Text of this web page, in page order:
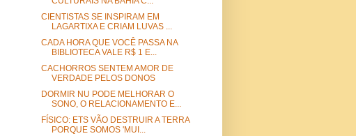
CIENTISTAS SE INSPIRAM EM
LAGARTIXA E CRIAM LUVAS ...
CADA HORA QUE VOCÊ PASSA NA
BIBLIOTECA VALE R$ 1 E...
CACHORROS SENTEM AMOR DE
VERDADE PELOS DONOS
DORMIR NU PODE MELHORAR O
SONO, O RELACIONAMENTO E...
FÍSICO: ETS VÃO DESTRUIR A TERRA
PORQUE SOMOS 'MUI...